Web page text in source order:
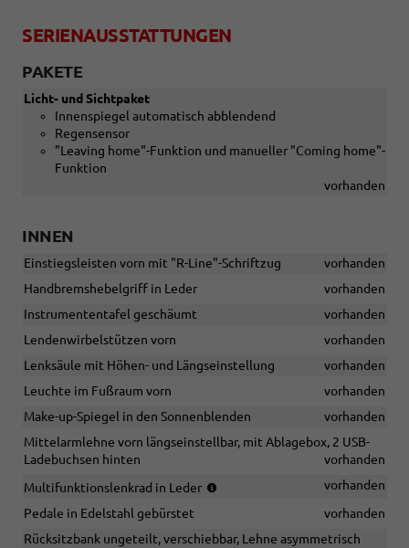
SERIENAUSSTATTUNGEN
PAKETE
Licht- und Sichtpaket
Innenspiegel automatisch abblendend
Regensensor
"Leaving home"-Funktion und manueller "Coming home"-
Funktion
vorhanden
INNEN
Einstiegsleisten vorn mit "R-Line"-Schriftzug
vorhanden
Handbremshebelgriff in Leder
vorhanden
Instrumententafel geschäumt
vorhanden
Lendenwirbelstützen vorn
vorhanden
Lenksäule mit Höhen- und Längseinstellung
vorhanden
Leuchte im Fußraum vorn
vorhanden
Make-up-Spiegel in den Sonnenblenden
vorhanden
Mittelarmlehne vorn längseinstellbar, mit Ablagebox, 2 USB-
Ladebuchsen hinten
vorhanden
Multifunktionslenkrad in Leder
Schaltwippen)
vorhanden
Pedale in Edelstahl gebürstet
vorhanden
Rücksitzbank ungeteilt, verschiebbar, Lehne asymmetrisch